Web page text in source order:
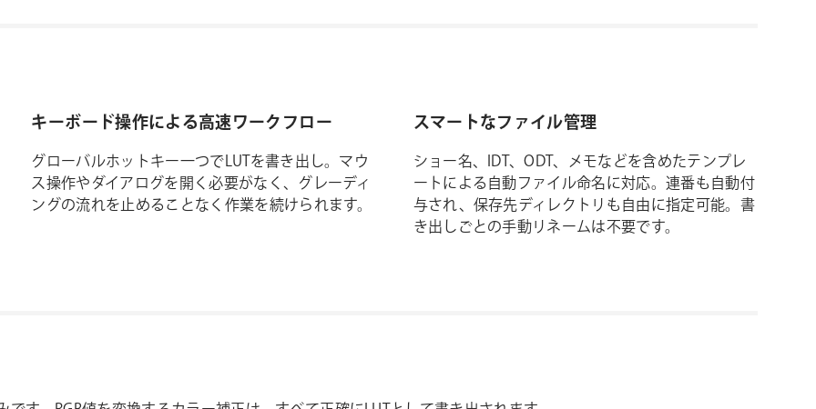
キーボード操作による高速ワークフロー
グローバルホットキー一つでLUTを書き出し。マウ
ス操作やダイアログを開く必要がなく、グレーディ
ングの流れを止めることなく作業を続けられます。
スマートなファイル管理
ショー名、IDT、ODT、メモなどを含めたテンプレ
ートによる自動ファイル命名に対応。連番も自動付
与され、保存先ディレクトリも自由に指定可能。書
き出しごとの手動リネームは不要です。